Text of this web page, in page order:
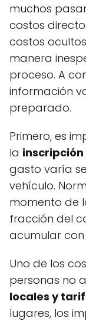
muchos
costos
costos
manera
proceso. A
información
preparado.
Primero, es
la
gasto varía
vehículo.
momento de
fracción del
acumular con
Uno de los
personas no
locales y
lugares, los